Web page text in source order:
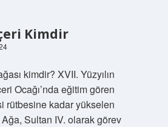
Kimdir
kimdir? XVII. Yüzyılın
Ocağı’nda eğitim gören
rütbesine kadar yükselen
Sultan IV. olarak görev